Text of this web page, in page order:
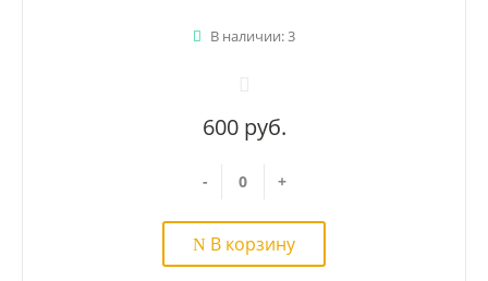
В наличии: 3
600 руб.
- +
В корзину